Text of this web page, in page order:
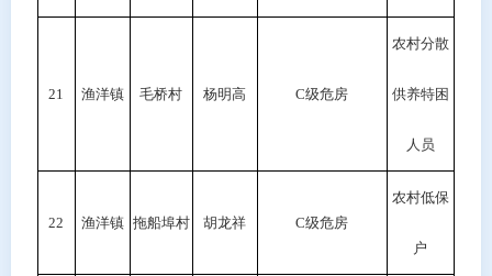
21 渔洋镇 毛桥村 杨明高 C级危房
农村分散
供养特困
人员
22 渔洋镇 拖船埠村 胡龙祥 C级危房
农村低保
户